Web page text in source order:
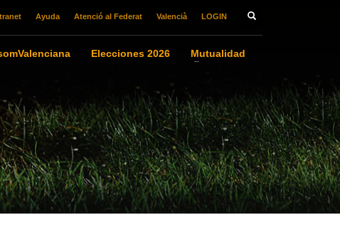
Ayuda Atenció al Federat Valencià LOGIN
Elecciones 2026
Mutualidad